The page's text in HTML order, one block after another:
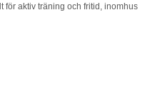
för aktiv träning och fritid, inomhus